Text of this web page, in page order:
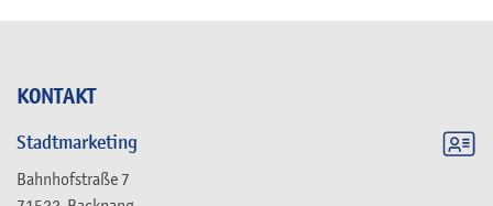
KONTAKT
Stadtmarketing
Bahnhofstraße 7